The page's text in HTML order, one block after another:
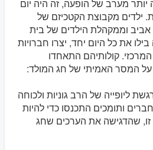
מערב של הופעה, זה היה יום
ילדים מקבוצת הקטכיזם של
אביב וממקהלת הילדים של בית
את כל היום יחד, יצרו חברויות
קולותיהם התאחדו
המסר האמיתי של חג המולד:
ליופייה של הרב גוניות ולכוחה
ותומכים התכנסו כדי להיות
זו, שהדגישה את הערכים שחג